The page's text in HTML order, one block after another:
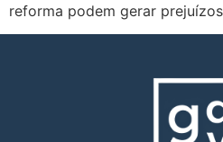
reforma podem gerar